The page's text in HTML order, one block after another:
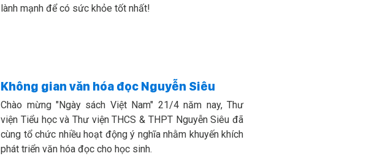
lành mạnh để có sức khỏe tốt nhất!
Không gian văn hóa đọc Nguyễn Siêu
Chào mừng "Ngày sách Việt Nam" 21/4 năm nay, Thư
viện Tiểu học và Thư viện THCS & THPT Nguyễn Siêu đã
cùng tổ chức nhiều hoạt động ý nghĩa nhằm khuyến khích
phát triển văn hóa đọc cho học sinh.